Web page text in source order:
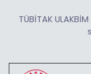
TÜBİTAK